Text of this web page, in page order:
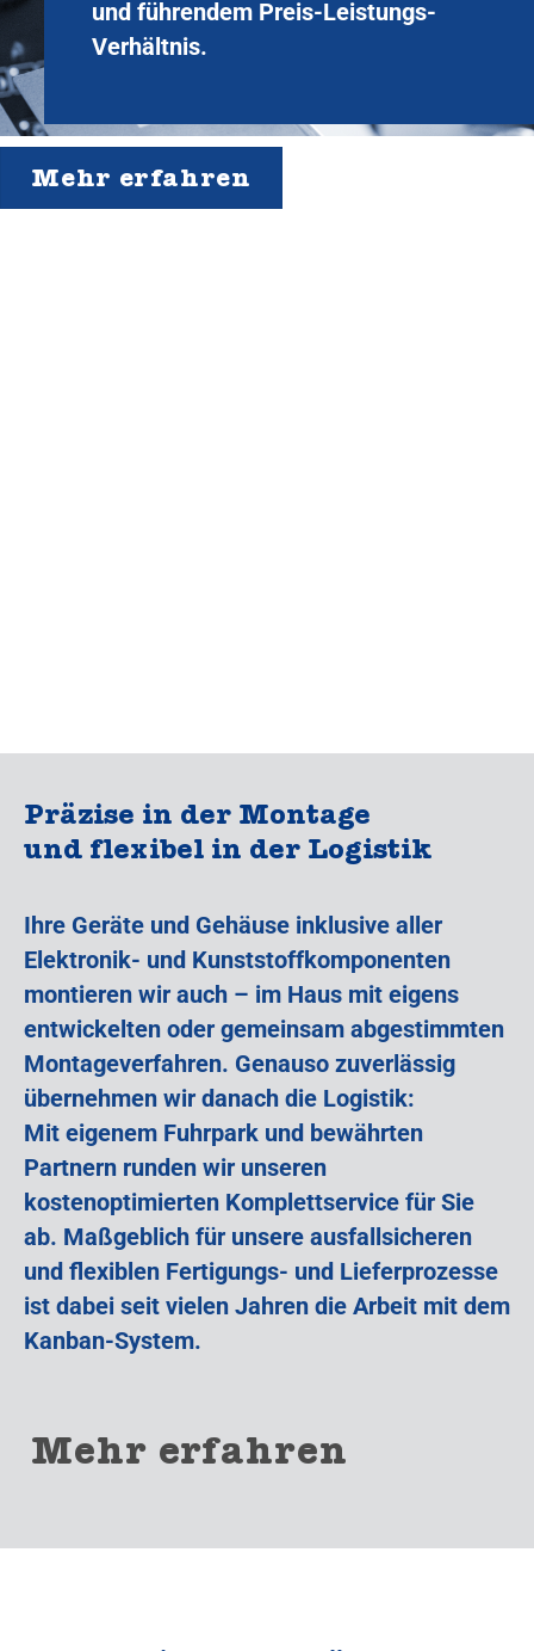
und führendem Preis-Leistungs-
Verhältnis.
Mehr erfahren
Präzise in der Montage
und flexibel in der Logistik
Ihre Geräte und Gehäuse inklusive aller
Elektronik- und Kunststoffkomponenten
montieren wir auch – im Haus mit eigens
entwickelten oder gemeinsam abgestimmten
Montageverfahren. Genauso zuverlässig
übernehmen wir danach die Logistik:
Mit eigenem Fuhrpark und bewährten
Partnern runden wir unseren
kostenoptimierten Komplettservice für Sie
ab. Maßgeblich für unsere ausfallsicheren
und flexiblen Fertigungs- und Lieferprozesse
ist dabei seit vielen Jahren die Arbeit mit dem
Kanban-System.
Mehr erfahren